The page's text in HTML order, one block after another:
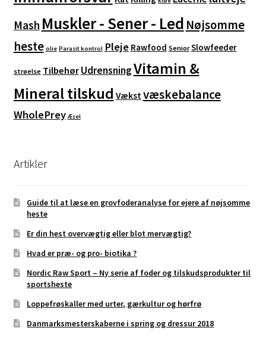
Mash Muskler - Sener - Led Nøjsomme
heste olie Parasit kontrol Pleje Rawfood Senior Slowfeeder
strøelse Tilbehør UdrensningVitamin &
Mineral tilskud Vækstvæskebalance
WholePrey Æsel
Artikler
Guide til at læse en grovfoderanalyse for ejere af nøjsomme
heste
Er din hest overvægtig eller blot mervægtig?
Hvad er præ- og pro- biotika ?
Nordic Raw Sport – Ny serie af foder og tilskudsprodukter til
sportsheste
Loppefrøskaller med urter, gærkultur og hørfrø
Danmarksmesterskaberne i spring og dressur 2018